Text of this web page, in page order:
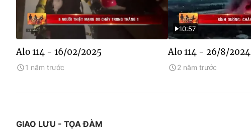
Alo 114 - 16/02/2025
1 năm trước
10:57
Alo 114 - 26/8/2024
2 năm trước
GIAO LƯU - TỌA ĐÀM